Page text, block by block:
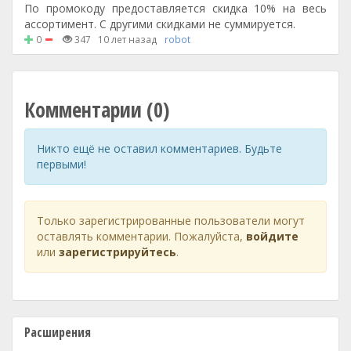
По промокоду предоставляется скидка 10% на весь
ассортимент. С другими скидками не суммируется.
0 347 10 лет назад robot
Комментарии (0)
Никто ещё не оставил комментариев. Будьте
первыми!
Только зарегистрированные пользователи могут
оставлять комментарии. Пожалуйста, войдите
или зарегистрируйтесь.
Расширения